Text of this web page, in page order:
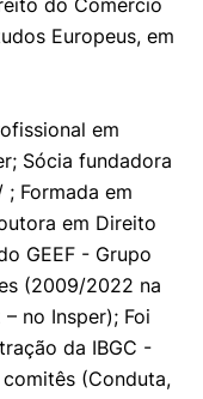
do Comércio
Europeus, em
em
Sócia fundadora
Formada em
em Direito
GEEF - Grupo
(2009/2022 na
no Insper); Foi
da IBGC -
(Conduta,
necessários